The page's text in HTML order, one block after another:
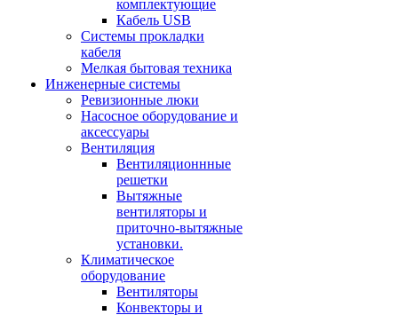
комплектующие
Кабель USB
Системы прокладки
кабеля
Мелкая бытовая техника
Инженерные системы
Ревизионные люки
Насосное оборудование и
аксессуары
Вентиляция
Вентиляционнные
решетки
Вытяжные
вентиляторы и
приточно-вытяжные
установки.
Климатическое
оборудование
Вентиляторы
Конвекторы и